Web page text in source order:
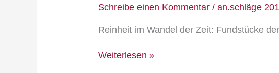
Schreibe einen Kommentar /an.schläge
Reinheit im Wandel der Zeit: Fundstücke
Regenwasser“
Weiterlesen »